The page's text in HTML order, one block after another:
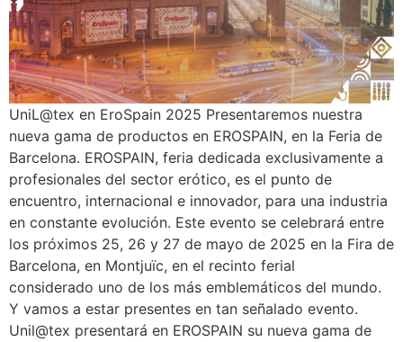
UniL@tex en EroSpain 2025 Presentaremos nuestra
nueva gama de productos en EROSPAIN, en la Feria de
Barcelona. EROSPAIN, feria dedicada exclusivamente a
profesionales del sector erótico, es el punto de
encuentro, internacional e innovador, para una industria
en constante evolución. Este evento se celebrará entre
los próximos 25, 26 y 27 de mayo de 2025 en la Fira de
Barcelona, en Montjuïc, en el recinto ferial
considerado uno de los más emblemáticos del mundo.
Y vamos a estar presentes en tan señalado evento.
Unil@tex presentará en EROSPAIN su nueva gama de